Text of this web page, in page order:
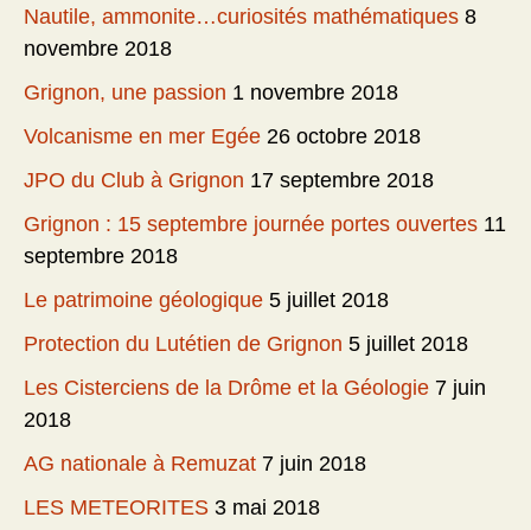
Nautile, ammonite…curiosités mathématiques 8
novembre 2018
Grignon, une passion 1 novembre 2018
Volcanisme en mer Egée 26 octobre 2018
JPO du Club à Grignon 17 septembre 2018
Grignon : 15 septembre journée portes ouvertes 11
septembre 2018
Le patrimoine géologique 5 juillet 2018
Protection du Lutétien de Grignon 5 juillet 2018
Les Cisterciens de la Drôme et la Géologie 7 juin
2018
AG nationale à Remuzat 7 juin 2018
LES METEORITES 3 mai 2018